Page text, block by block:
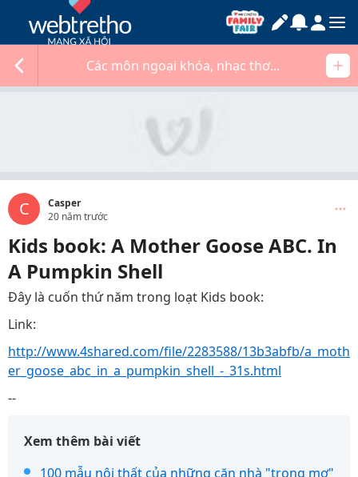
Các môn ngoại khóa, nhạc thơ...
C
Casper
20 năm trước
Kids book: A Mother Goose ABC. In
A Pumpkin Shell
Đây là cuốn thứ năm trong loạt Kids book:
Link:
http://www.4shared.com/file/2283588/13b3abfb/a_moth
er_goose_abc_in_a_pumpkin_shell_-_31s.html
--
Xem thêm bài viết
100 mẫu nội thất của những căn nhà "trong mơ"